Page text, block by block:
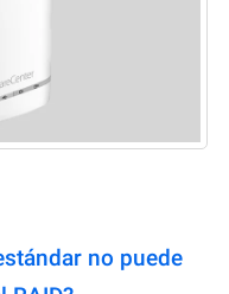
no puede